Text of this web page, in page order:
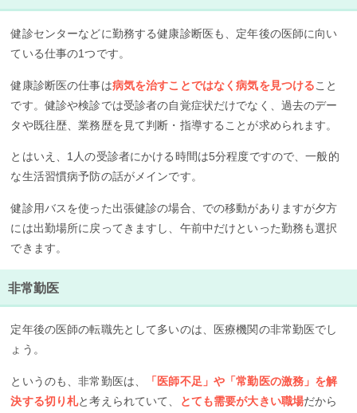
健診センターなどに勤務する健康診断医も、定年後の医師に向い
ている仕事の1つです。
健康診断医の仕事は病気を治すことではなく病気を見つけること
です。健診や検診では受診者の自覚症状だけでなく、過去のデー
タや既往歴、業務歴を見て判断・指導することが求められます。
とはいえ、1人の受診者にかける時間は5分程度ですので、一般的
な生活習慣病予防の話がメインです。
健診用バスを使った出張健診の場合、での移動がありますが夕方
には出勤場所に戻ってきますし、午前中だけといった勤務も選択
できます。
非常勤医
定年後の医師の転職先として多いのは、医療機関の非常勤医でし
ょう。
というのも、非常勤医は、
「医師不足」や「常勤医の激務」を解
決する切り札と考えられていて、 とても需要が大きい職場だから